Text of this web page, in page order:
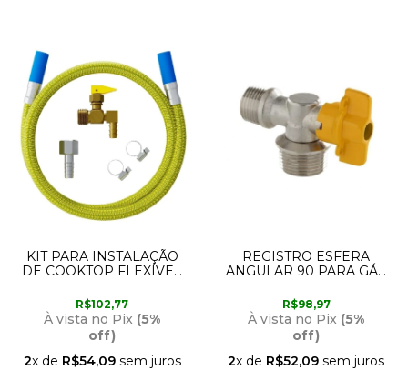
KIT PARA INSTALAÇÃO
DE COOKTOP FLEXÍVEL
AZUL E REGISTRO
BLOQUEADOR 180309-61
BLUKIT
R$102,77
À vista no Pix (5%
off)
2x de R$54,09sem juros
REGISTRO ESFERA
ANGULAR 90 PARA GÁS
180260-61 BLUKIT
R$98,97
À vista no Pix (5%
off)
2x de R$52,09 sem juros